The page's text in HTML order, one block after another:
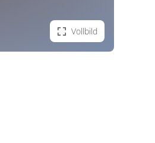
Vollbild